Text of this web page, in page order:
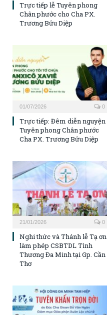
Trực tiếp lễ Tuyên phong
Chân phước cho Cha PX.
Trương Bửu Diệp
01/07/2026 0
Trực tiếp: Đêm diễn nguyện
Tuyên phong Chân phước
Cha PX. Trương Bửu Diệp
21/01/2026 0
Nghi thức và Thánh lễ Tạ ơn
làm phép CSBTDL Tình
Thương Đa Minh tại Gp. Cần
Thơ